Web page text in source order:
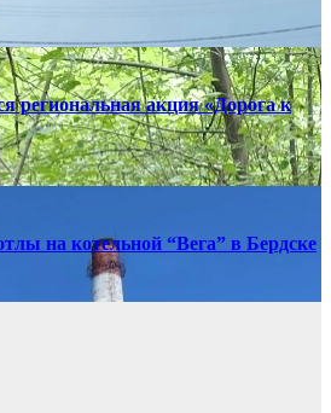
региональная акция «Дорога к
на котельной “Вега” в Бердске